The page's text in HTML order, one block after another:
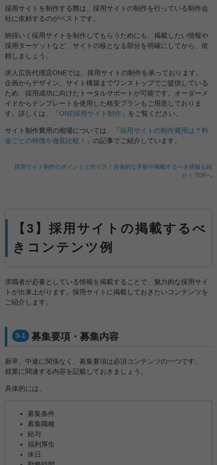
採用サイトを制作する際は、採用サイトの制作を行っている制作会
社に依頼するのがベストです。
納得いく採用サイトを制作してもらうためにも、掲載したい情報や
採用ターゲットなど、サイトの核となる部分を明確にしてから、依
頼しましょう。
求人広告代理店ONEでは、採用サイトの制作を承っております。
企画からデザイン、サイト構築までワンストップでご提供している
ため、採用成功に向けたトータルサポートが可能です。オーダーメ
イドからテンプレートを使用した格安プランもご用意しておりま
す。詳しくは、「 ONE採用サイト制作 」をご覧ください。
サイト制作費用の相場については、「 採用サイトの制作費用は？料
金ごとの特徴を徹底比較！
」の記事でご紹介しています。
採用サイト制作のポイントと作り方！具体的な手順や掲載するべき情報も紹
介！ TOPへ
【3】採用サイトの掲載するべ
きコンテンツ例
求職者が必要としている情報を掲載することで、魅力的な採用サイ
トが出来上がります。採用サイトに掲載しておきたいコンテンツを
ご紹介します。
3-1 募集要項・募集内容
新卒、中途に関係なく、募集要項は必須コンテンツの一つです。
就業に関連する内容を記載しておきましょう。
具体的には、
募集条件
募集職種
給与
福利厚生
休日